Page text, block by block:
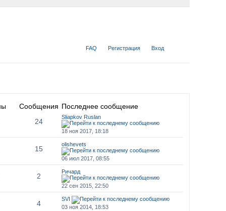
FAQ Регистрация Вход
Сообщения Последнее сообщение
24
Sliapkov Ruslan
18 ноя 2017, 18:18
15
olishevets
06 июл 2017, 08:55
2
Ричард
22 сен 2015, 22:50
4
SVI
03 ноя 2014, 18:53